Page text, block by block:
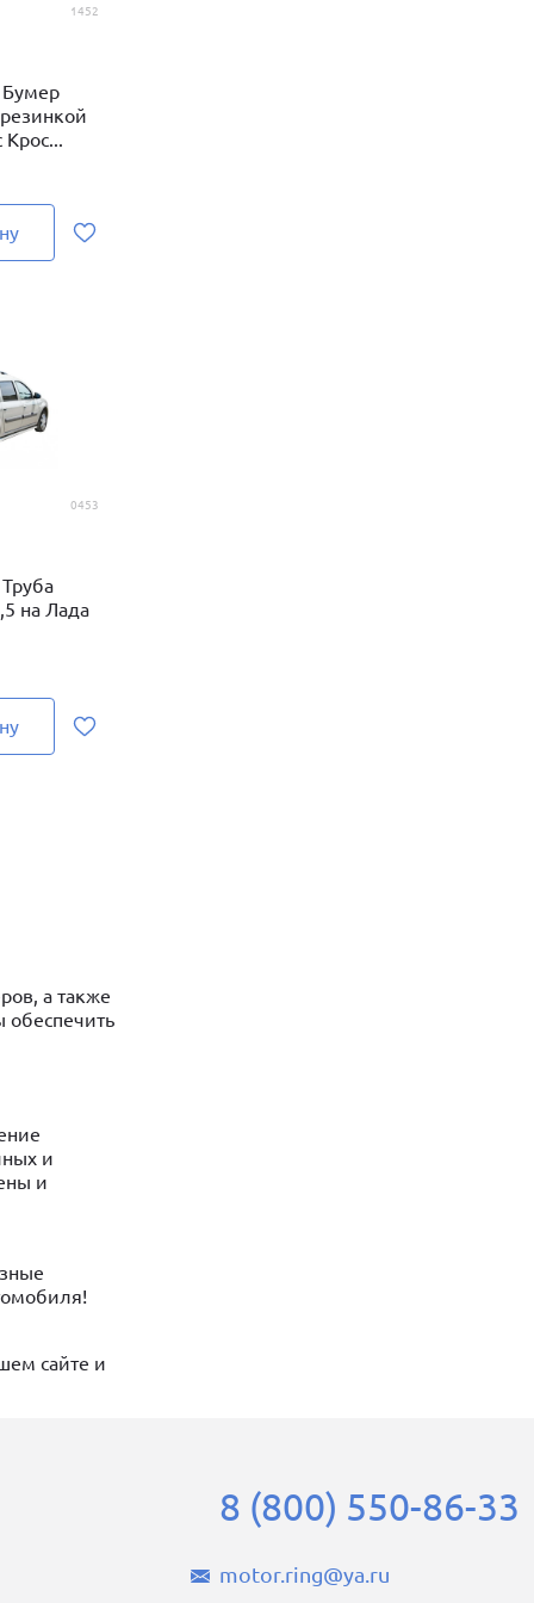
1452
Бумер
Крос...
0453
на Лада
а также
обеспечить
и
и
сайте и
8 (800) 550-86-33
motor.ring@ya.ru